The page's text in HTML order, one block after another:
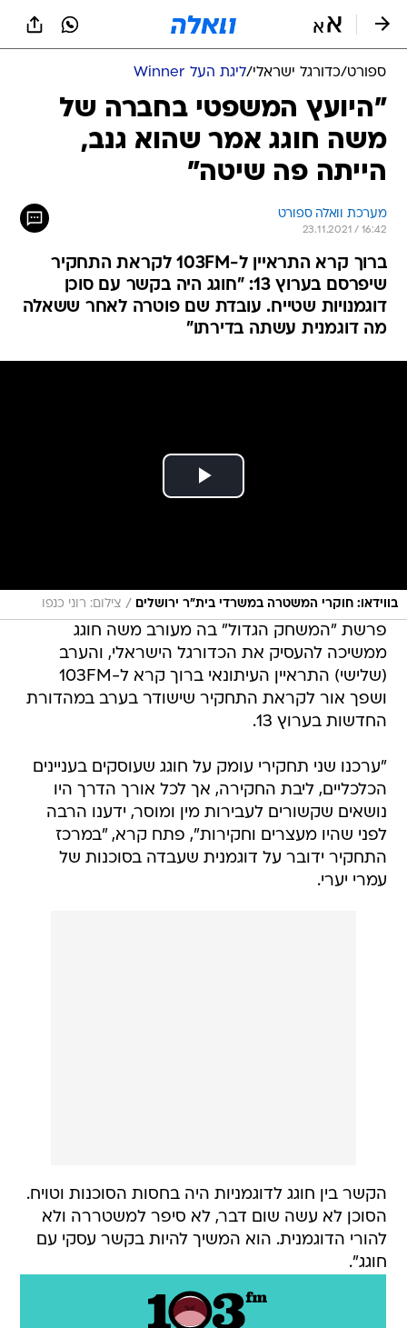
ספורט/כדורגל ישראלי/ליגת העל Winner
"היועץ המשפטי בחברה של
משה חוגג אמר שהוא גנב,
הייתה פה שיטה"
מערכת וואלה ספורט
23.11.2021 / 16:42
ברוך קרא התראיין ל-103FM לקראת התחקיר
שיפרסם בערוץ 13: "חוגג היה בקשר עם סוכן
דוגמנויות שטייח. עובדת שם פוטרה לאחר ששאלה
מה דוגמנית עשתה בדירתו"
בווידאו: חוקרי המשטרה במשרדי בית"ר ירושלים / צילום: רוני כנפו
פרשת "המשחק הגדול" בה מעורב משה חוגג
ממשיכה להעסיק את הכדורגל הישראלי, והערב
(שלישי) התראיין העיתונאי ברוך קרא ל-103FM
ושפך אור לקראת התחקיר שישודר בערב במהדורת
החדשות בערוץ 13.
"ערכנו שני תחקירי עומק על חוגג שעוסקים בעניינים
הכלכליים, ליבת החקירה, אך לכל אורך הדרך היו
נושאים שקשורים לעבירות מין ומוסר, ידענו הרבה
לפני שהיו מעצרים וחקירות", פתח קרא, "במרכז
התחקיר ידובר על דוגמנית שעבדה בסוכנות של
עמרי יערי.
הקשר בין חוגג לדוגמניות היה בחסות הסוכנות וטויח.
הסוכן לא עשה שום דבר, לא סיפר למשטררה ולא
להורי הדוגמנית. הוא המשיך להיות בקשר עסקי עם
חוגג".